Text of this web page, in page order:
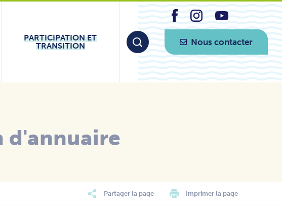
PARTICIPATION ET
TRANSITION
Nous contacter
d'annuaire
Partager la page Imprimer la page